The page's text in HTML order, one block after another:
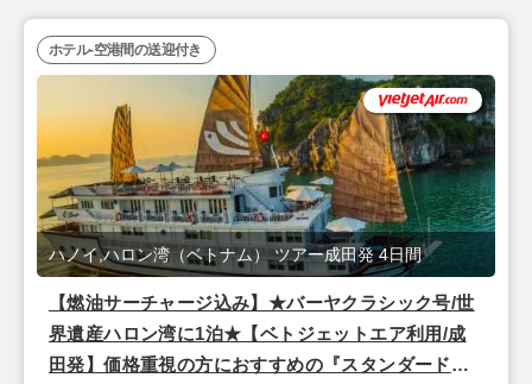
【燃油サーチャージ込み】★バーヤクラシック号/世
界遺産ハロン湾に1泊★【ベトジェットエア利用/成
田発】価格重視の方におすすめの『スタンダードホ
ハノイ,ハロン湾（ベトナム） ツアー成田発 4日間
ホテル-空港間の送迎付き